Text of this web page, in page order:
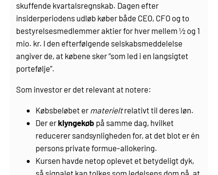
skuffende kvartalsregnskab. Dagen efter
insiderperiodens udløb køber både CEO, CFO og to
bestyrelsesmedlemmer aktier for hver mellem ½ og 1
mio. kr. I den efterfølgende selskabsmeddelelse
angiver de, at købene sker “som led i en langsigtet
portefølje”.
Som investor er det relevant at notere:
Købsbeløbet er materieltrelativt til deres løn.
Der erklyngekøb på samme dag, hvilket
reducerer sandsynligheden for, at det blot er én
persons private formue-allokering.
Kursen havde netop oplevet et betydeligt dyk,
så signalet kan tolkes som ledelsens dom på, at